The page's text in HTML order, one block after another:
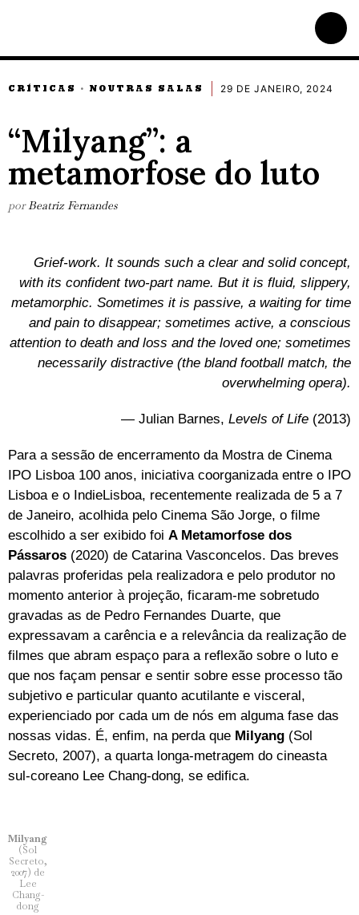
CRÍTICAS · NOUTRAS SALAS 29 DE JANEIRO, 2024
“Milyang”: a
metamorfose do luto
porBeatriz Fernandes
Grief-work. It sounds such a clear and solid concept,
with its confident two-part name. But it is fluid, slippery,
metamorphic. Sometimes it is passive, a waiting for time
and pain to disappear; sometimes active, a conscious
attention to death and loss and the loved one; sometimes
necessarily distractive (the bland football match, the
overwhelming opera).
― Julian Barnes, Levels of Life (2013)
Para a sessão de encerramento da Mostra de Cinema
IPO Lisboa 100 anos, iniciativa coorganizada entre o IPO
Lisboa e o IndieLisboa, recentemente realizada de 5 a 7
de Janeiro, acolhida pelo Cinema São Jorge, o filme
escolhido a ser exibido foi A Metamorfose dos
Pássaros (2020) de Catarina Vasconcelos. Das breves
palavras proferidas pela realizadora e pelo produtor no
momento anterior à projeção, ficaram-me sobretudo
gravadas as de Pedro Fernandes Duarte, que
expressavam a carência e a relevância da realização de
filmes que abram espaço para a reflexão sobre o luto e
que nos façam pensar e sentir sobre esse processo tão
subjetivo e particular quanto acutilante e visceral,
experienciado por cada um de nós em alguma fase das
nossas vidas. É, enfim, na perda que Milyang (Sol
Secreto, 2007), a quarta longa-metragem do cineasta
sul-coreano Lee Chang-dong, se edifica.
Milyang
(Sol
Secreto,
2007) de
Lee
Chang-
dong